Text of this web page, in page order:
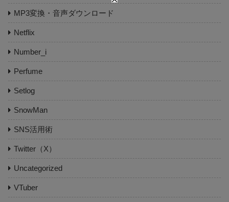
MP3変換・音声ダウンロード
Netflix
Number_i
Perfume
Setlog
SnowMan
SNS活用術
Twitter（X）
Uncategorized
VTuber